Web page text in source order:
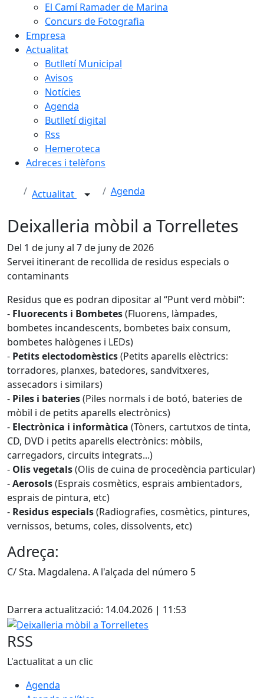
El Camí Ramader de Marina
Concurs de Fotografia
Empresa
Actualitat
Butlletí Municipal
Avisos
Notícies
Agenda
Butlletí digital
Rss
Hemeroteca
Adreces i telèfons
Actualitat Agenda
Deixalleria mòbil a Torrelletes
Del 1 de juny al 7 de juny de 2026
Servei itinerant de recollida de residus especials o
contaminants
Residus que es podran dipositar al “Punt verd mòbil”:
- Fluorecents i Bombetes(Fluorens, làmpades,
bombetes incandescents, bombetes baix consum,
bombetes halògenes i LEDs)
- Petits electodomèstics(Petits aparells elèctrics:
torradores, planxes, batedores, sandvitxeres,
assecadors i similars)
- Piles i bateries(Piles normals i de botó, bateries de
mòbil i de petits aparells electrònics)
- Electrònica i informàtica (Tòners, cartutxos de tinta,
CD, DVD i petits aparells electrònics: mòbils,
carregadors, circuits integrats...)
- Olis vegetals(Olis de cuina de procedència particular)
-Aerosols(Esprais cosmètics, esprais ambientadors,
esprais de pintura, etc)
- Residus especials(Radiografies, cosmètics, pintures,
vernissos, betums, coles, dissolvents, etc)
Adreça:
C/ Sta. Magdalena. A l'alçada del número 5
Darrera actualització: 14.04.2026 | 11:53
Deixalleria mòbil a Torrelletes
RSS
L'actualitat a un clic
Agenda